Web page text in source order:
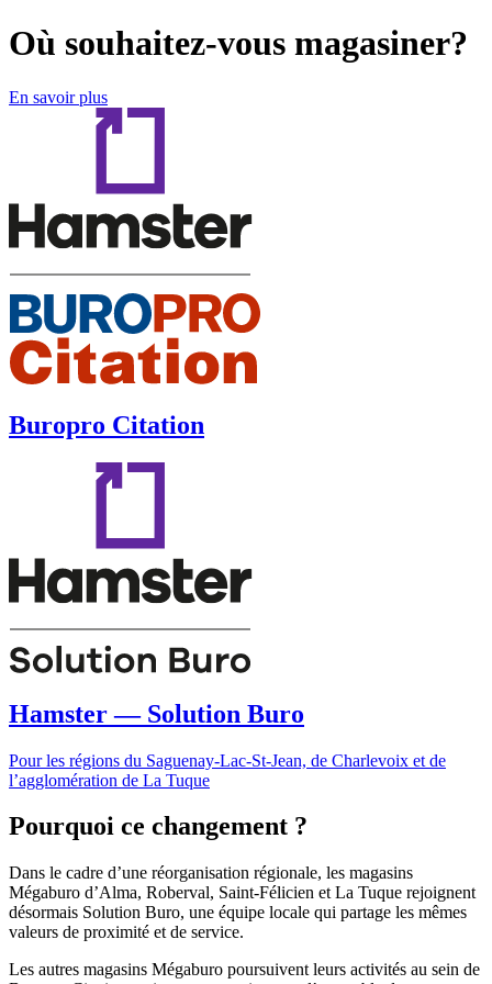
Où souhaitez-vous magasiner?
En savoir plus
Buropro Citation
Hamster — Solution Buro
Pour les régions du Saguenay-Lac-St-Jean, de Charlevoix et de
l’agglomération de La Tuque
Pourquoi ce changement ?
Dans le cadre d’une réorganisation régionale, les magasins
Mégaburo d’Alma, Roberval, Saint-Félicien et La Tuque rejoignent
désormais Solution Buro, une équipe locale qui partage les mêmes
valeurs de proximité et de service.
Les autres magasins Mégaburo poursuivent leurs activités au sein de